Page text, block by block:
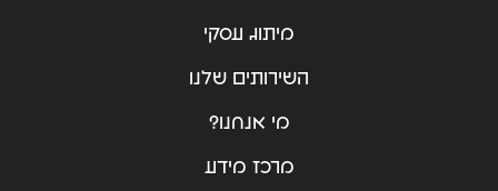
מיתוג עסקי
השירותים שלנו
מי אנחנו?
מרכז מידע